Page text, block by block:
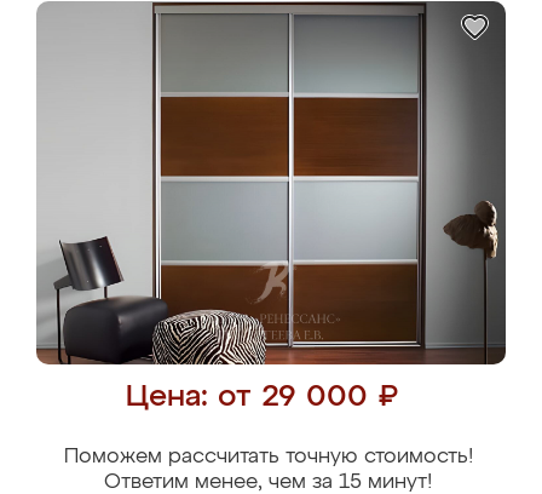
Цена: от 29 000 ₽
Поможем рассчитать точную стоимость!
Ответим менее, чем за 15 минут!